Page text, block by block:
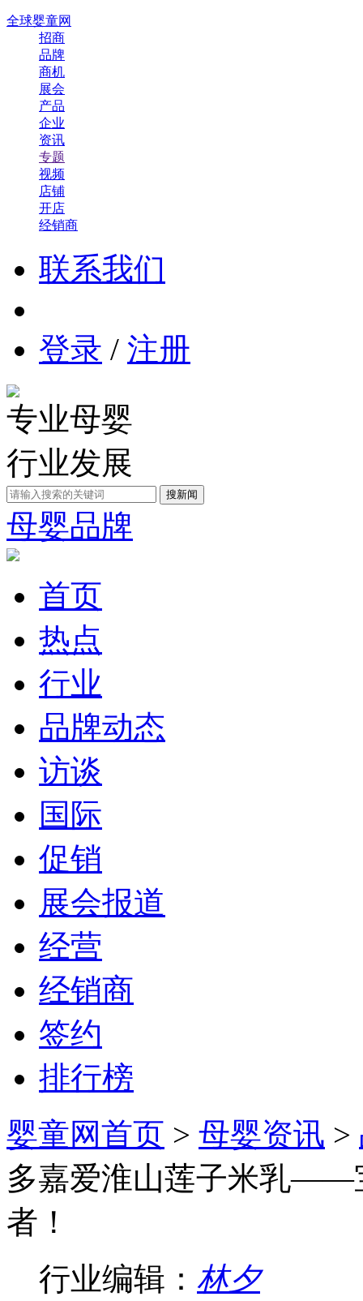
全球婴童网
招商
品牌
商机
展会
产品
企业
资讯
专题
视频
店铺
开店
经销商
联系我们
登录 / 注册
专业母婴
行业发展
母婴品牌
首页
热点
行业
品牌动态
访谈
国际
促销
展会报道
经营
经销商
签约
排行榜
婴童网首页 > 母婴资讯 >
多嘉爱淮山莲子米乳——
者！
行业编辑： 林夕